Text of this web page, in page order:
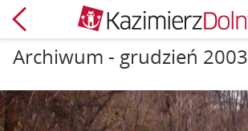
Powrót
Archiwum - grudzień 2003